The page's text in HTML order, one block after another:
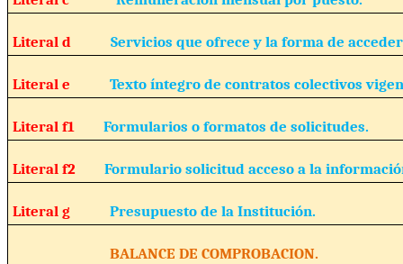
Literal d Servicios que ofrece y la forma de
Literal e Texto íntegro de contratos colectivos
Literal f1 Formularios o formatos de solicitudes.
Literal f2 Formulario solicitud acceso a la
Literal g Presupuesto de la Institución.
BALANCE DE COMPROBACION.